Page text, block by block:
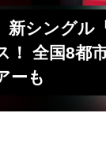
新シングル
！ 全国8都
ーも